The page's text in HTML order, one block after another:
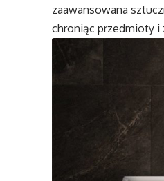
zaawansowana
chroniąc przedmioty